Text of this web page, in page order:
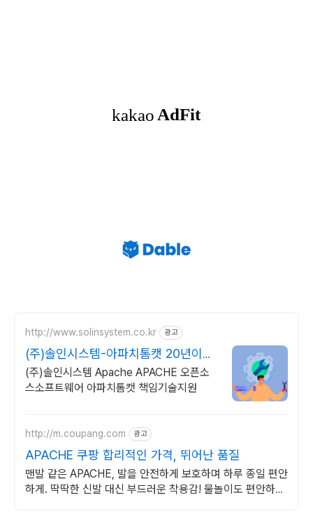
http://www.solinsystem.co.kr 광고
(주)솔인시스템-아파치톰캣 20년이상
기술지원 노하우
(주)솔인시스템 Apache APACHE 오픈소
스소프트웨어 아파치톰캣 책임기술지원
http://m.coupang.com 광고
APACHE 쿠팡 합리적인 가격, 뛰어난 품질
맨발 같은 APACHE, 발을 안전하게 보호하며 하루 종일 편안
하게. 딱딱한 신발 대신 부드러운 착용감! 물놀이도 편안하게